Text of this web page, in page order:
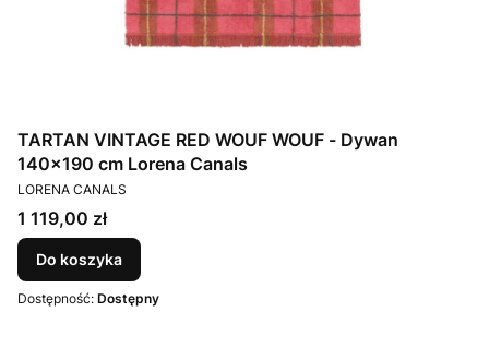
TARTAN VINTAGE RED WOUF WOUF - Dywan
140×190 cm Lorena Canals
PRODUCENT
LORENA CANALS
Cena
1 119,00 zł
Do koszyka
Dostępność: Dostępny